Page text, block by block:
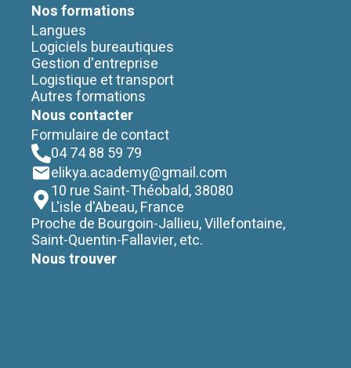
Nos formations
Langues
Logiciels bureautiques
Gestion d'entreprise
Logistique et transport
Autres formations
Nous contacter
Formulaire de contact
04 74 88 59 79
elikya.academy@gmail.com
10 rue Saint-Théobald,38080
L'isle d'Abeau, France
Proche de Bourgoin-Jallieu, Villefontaine,
Saint-Quentin-Fallavier, etc.
Nous trouver